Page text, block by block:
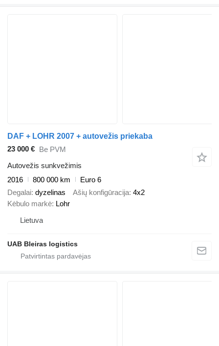
DAF + LOHR 2007 + autovežis priekaba
23 000 € Be PVM
Autovežis sunkvežimis
2016
800 000 km
Euro 6
Degalai dyzelinas Ašių konfigūracija 4x2
Kėbulo markė Lohr
Lietuva
UAB Bleiras logistics